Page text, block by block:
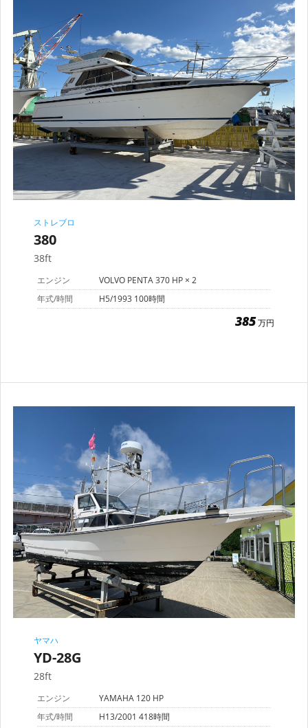
ストレブロ
380
38ft
エンジン
VOLVO PENTA 370 HP × 2
年式/時間
H5/1993 100時間
385万円
ヤマハ
YD-28G
28ft
エンジン
YAMAHA 120 HP
年式/時間
H13/2001 418時間